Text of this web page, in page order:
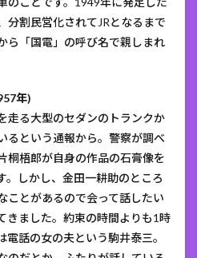
分割民営化されてJRとなるまで
ら「国電」の呼び名で親しまれ
年)
走る大型のセダンのトランクか
るという通報から。警察が調べ
桐梧郎が自身の作品の石膏像を
。しかし、金田一耕助のところ
ことがあるので会って話したい
きました。約束の時間よりも1時
話の女の夫という駒井泰三。